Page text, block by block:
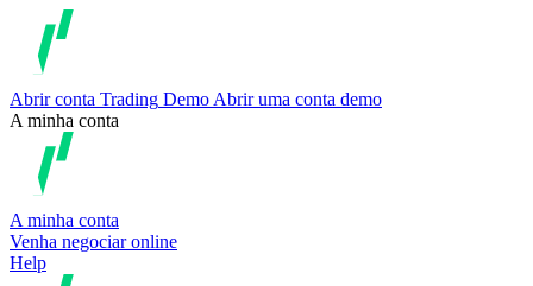
Abrir conta Trading Demo Abrir uma conta demo
A minha conta
A minha conta
Venha negociar online
Help